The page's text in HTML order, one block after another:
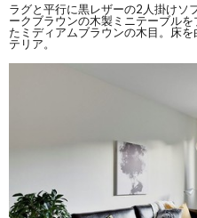
ラグと平行に黒レザーの2人掛けソ
ークブラウンの木製ミニテーブル
たミディアムブラウンの木目。床
テリア。